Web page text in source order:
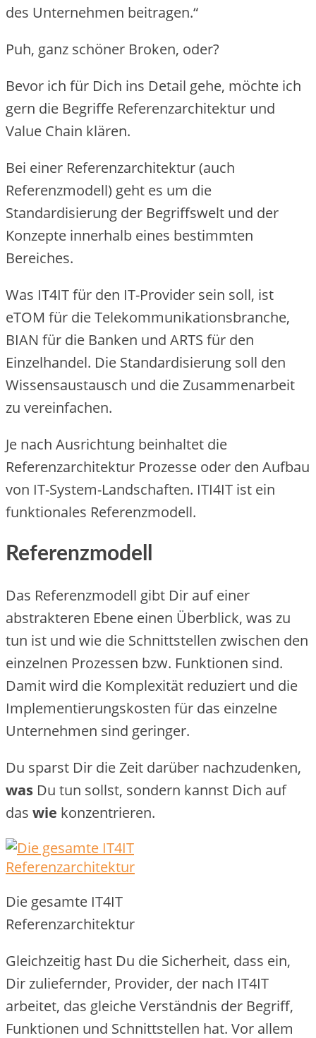
des Unternehmen beitragen.“
Puh, ganz schöner Broken, oder?
Bevor ich für Dich ins Detail gehe, möchte ich
gern die Begriffe Referenzarchitektur und
Value Chain klären.
Bei einer Referenzarchitektur (auch
Referenzmodell) geht es um die
Standardisierung der Begriffswelt und der
Konzepte innerhalb eines bestimmten
Bereiches.
Was IT4IT für den IT-Provider sein soll, ist
eTOM für die Telekommunikationsbranche,
BIAN für die Banken und ARTS für den
Einzelhandel. Die Standardisierung soll den
Wissensaustausch und die Zusammenarbeit
zu vereinfachen.
Je nach Ausrichtung beinhaltet die
Referenzarchitektur Prozesse oder den Aufbau
von IT-System-Landschaften. ITI4IT ist ein
funktionales Referenzmodell.
Referenzmodell
Das Referenzmodell gibt Dir auf einer
abstrakteren Ebene einen Überblick, was zu
tun ist und wie die Schnittstellen zwischen den
einzelnen Prozessen bzw. Funktionen sind.
Damit wird die Komplexität reduziert und die
Implementierungskosten für das einzelne
Unternehmen sind geringer.
Du sparst Dir die Zeit darüber nachzudenken,
was Du tun sollst, sondern kannst Dich auf
das wie konzentrieren.
Die gesamte IT4IT
Referenzarchitektur
Gleichzeitig hast Du die Sicherheit, dass ein,
Dir zuliefernder, Provider, der nach IT4IT
arbeitet, das gleiche Verständnis der Begriff,
Funktionen und Schnittstellen hat. Vor allem